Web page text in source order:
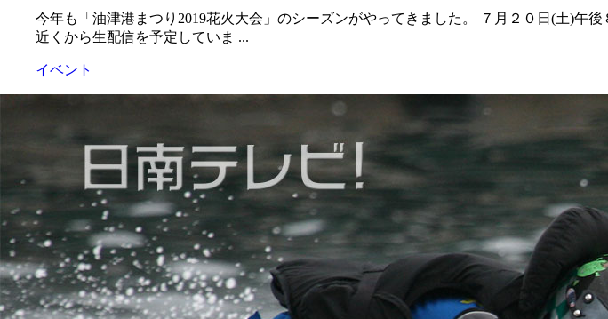
今年も「油津港まつり2019花火大会」のシーズンがやってきました。 ７月２０日(土)午
近くから生配信を予定していま ...
イベント